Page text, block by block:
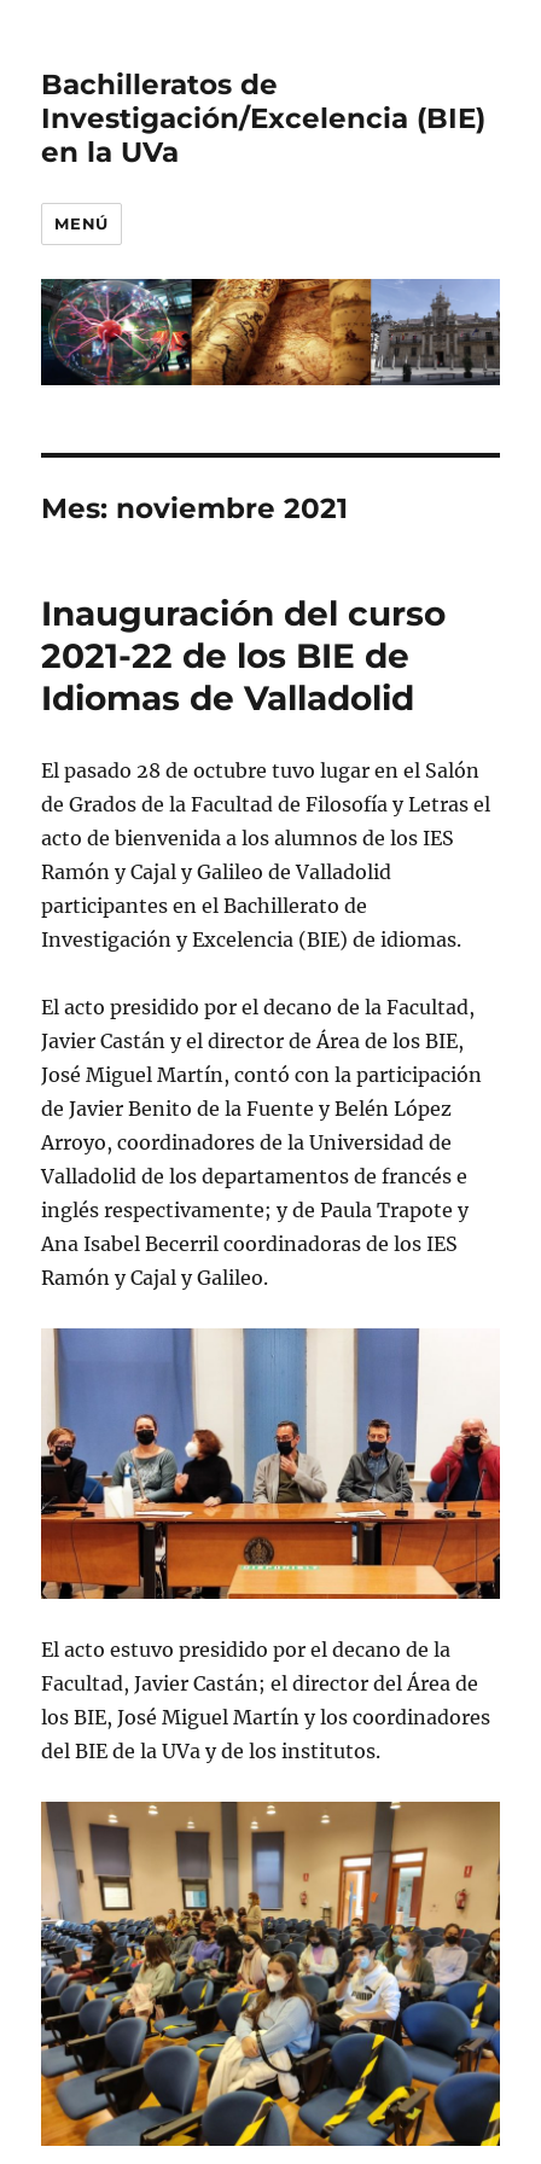
Bachilleratos de
Investigación/Excelencia (BIE)
en la UVa
MENÚ
Mes: noviembre 2021
Inauguración del curso
2021-22 de los BIE de
Idiomas de Valladolid
El pasado 28 de octubre tuvo lugar en el Salón
de Grados de la Facultad de Filosofía y Letras el
acto de bienvenida a los alumnos de los IES
Ramón y Cajal y Galileo de Valladolid
participantes en el Bachillerato de
Investigación y Excelencia (BIE) de idiomas.
El acto presidido por el decano de la Facultad,
Javier Castán y el director de Área de los BIE,
José Miguel Martín, contó con la participación
de Javier Benito de la Fuente y Belén López
Arroyo, coordinadores de la Universidad de
Valladolid de los departamentos de francés e
inglés respectivamente; y de Paula Trapote y
Ana Isabel Becerril coordinadoras de los IES
Ramón y Cajal y Galileo.
El acto estuvo presidido por el decano de la
Facultad, Javier Castán; el director del Área de
los BIE, José Miguel Martín y los coordinadores
del BIE de la UVa y de los institutos.